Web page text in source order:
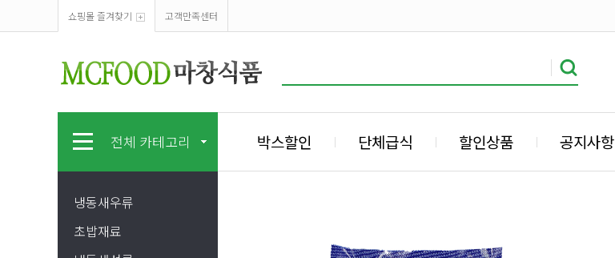
쇼핑몰 즐겨찾기 고객만족센터
전체 카테고리 박스할인 단체급식 할인상품 공지사항
냉동새우류
초밥재료